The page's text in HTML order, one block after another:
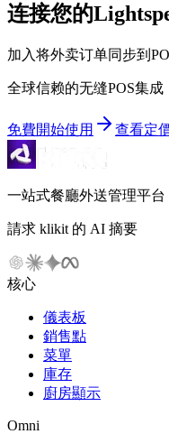
连接您的
加入将外卖订单同步到
全球信赖的无缝POS集成
免費開始使用 查看定
一站式餐廳外送管理平台
請求 klikit 的 AI 摘要
核心
儀表板
銷售點
菜單
庫存
廚房顯示
Omni